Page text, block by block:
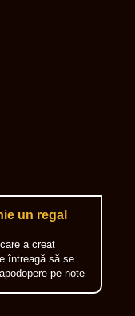
un regal
a creat
întreagă să se
pe note